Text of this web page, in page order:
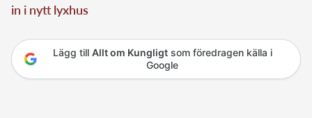
in i nytt lyxhus
Lägg till Allt om Kungligtsom föredragen källa i
Google